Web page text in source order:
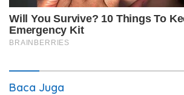
Baca Juga